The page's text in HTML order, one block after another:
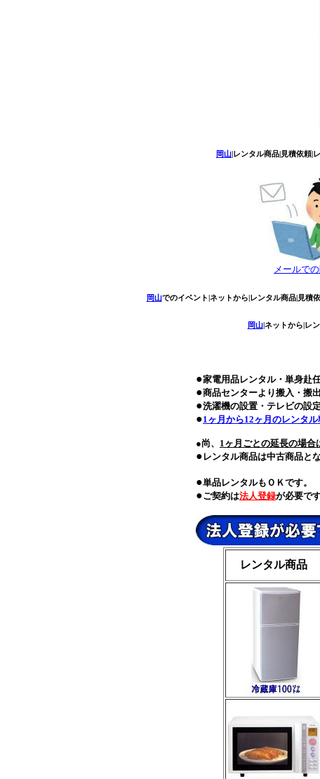
岡山|レンタル商品|見積依頼|
メールで
岡山でのイベント|ネットから|レンタル商品|見積
岡山|ネットから|レ
●家電用品レンタル・単身赴
●商品センターより搬入・搬
●洗濯機の設置・テレビの設
●1ヶ月から12ヶ月のレンタル
●尚、 1ヶ月ごとの延長の場合
● レンタル商品は中古商品とな
●単品レンタルもＯＫです。
●ご契約は法人登録が必要で
レンタル商品